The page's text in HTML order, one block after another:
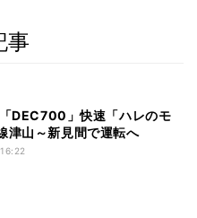
事
DEC700」快速「ハレのモ
津山～新見間で運転へ